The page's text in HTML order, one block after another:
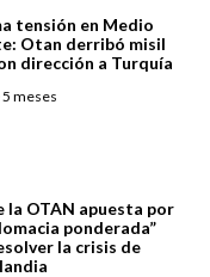
tensión en Medio
Otan derribó misil
dirección a Turquía
5 meses
la OTAN apuesta por
ponderada”
la crisis de